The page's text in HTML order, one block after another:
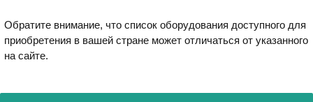
необходимо.
Обратите внимание, что список оборудования доступного для
приобретения в вашей стране может отличаться от указанного
на сайте.